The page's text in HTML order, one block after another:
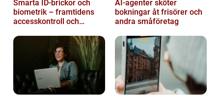
Smarta ID-brickor och
biometrik – framtidens
accesskontroll och
AI-agenter sköter
bokningar åt frisörer och
andra småföretag